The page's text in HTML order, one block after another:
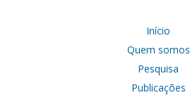
Início
Quem somos
Pesquisa
Publicações